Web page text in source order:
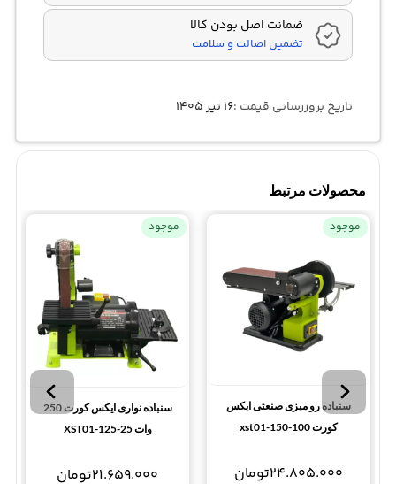
ضمانت اصل بودن کالا
تضمین اصالت و سلامت
تاریخ بروزرسانی قیمت :۱۶ تیر ۱۴۰۵
محصولات مرتبط
موجود
سنباده رو میزی صنعتی ایکس
کورت xst01-150-100
24.805.000تومان
موجود
سنباده نواری ایکس کورت 250
وات XST01-125-25
21.659.000تومان